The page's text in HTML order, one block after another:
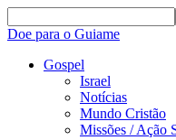
Doe para o Guiame
Gospel
Israel
Notícias
Mundo Cristão
Missões / Ação